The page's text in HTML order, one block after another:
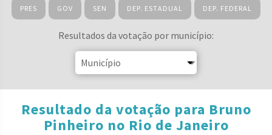
PRES GOV SEN DEP. ESTADUAL DEP. FEDERAL
Resultados da votação por município:
Resultado da votação para Bruno
Pinheiro no Rio de Janeiro